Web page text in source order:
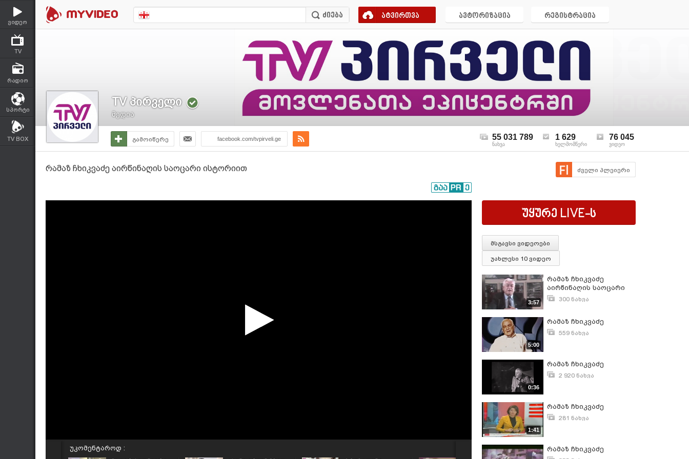
ვიდეო
TV
რადიო
სპორტი
TV BOX
ატვირთვა ავტორიზაცია რეგისტრაცია
TV პირველი
მედია
გამოიწერე facebook.com/tvpirveli.ge 55 031 789
ნახვა
1 629
ხელმომწერი
76 045
ვიდეო
რამაზ ჩხიკვაძე აირწინაღის საოცარი ისტორიით ძველი პლეიერი
უკომენტაროდ :
უყურე LIVE-ს
მსგავსი ვიდეოები
უახლესი 10 ვიდეო
3:57
რამაზ ჩხიკვაძე
აირწინაღის საოცარი
ისტორიით
300 ნახვა
5:00
რამაზ ჩხიკვაძე
559 ნახვა
0:36
რამაზ ჩხიკვაძე
2 920 ნახვა
1:41
რამაზ ჩხიკვაძე
281 ნახვა
რამაზ ჩხიკვაძე